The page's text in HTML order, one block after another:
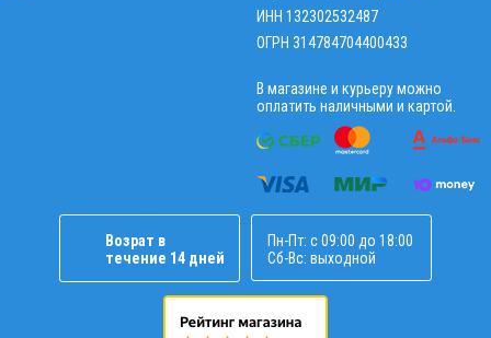
ИНН 132302532487
ОГРН 314784704400433
В магазине и курьеру можно
оплатить наличными и картой.
Возрат в
течение 14 дней
Пн-Пт: с 09:00 до 18:00
Сб-Вс: выходной